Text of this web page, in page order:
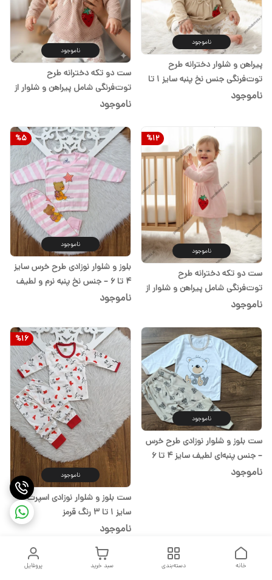
ناموجود
پیراهن و شلوار دخترانه طرح
توت‌فرنگی جنس نخ پنبه سایز ۱ تا
۳ کپی
ناموجود
ناموجود
ست دو تکه دخترانه طرح
توت‌فرنگی شامل پیراهن و شلوار از
پارچه نخ پنبه
ناموجود
%12
ناموجود
ست دو تکه دخترانه طرح
توت‌فرنگی شامل پیراهن و شلوار از
پارچه نخ پنبه
ناموجود
%5
ناموجود
بلوز و شلوار نوزادی طرح خرس سایز
۴ تا ۶ – جنس نخ پنبه نرم و لطیف
ناموجود
ناموجود
ست بلوز و شلوار نوزادی طرح خرس
– جنس پنبه‌ای لطیف سایز ۴ تا ۶
ناموجود
%16
ناموجود
ست بلوز و شلوار نوزادی اسپرت
سایز ۱ تا ۳ رنگ قرمز
ناموجود
18
پروفایل سبد خرید دسته‌بندی خانه